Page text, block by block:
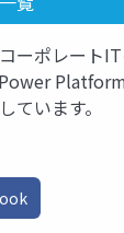
ーポレート
ています。